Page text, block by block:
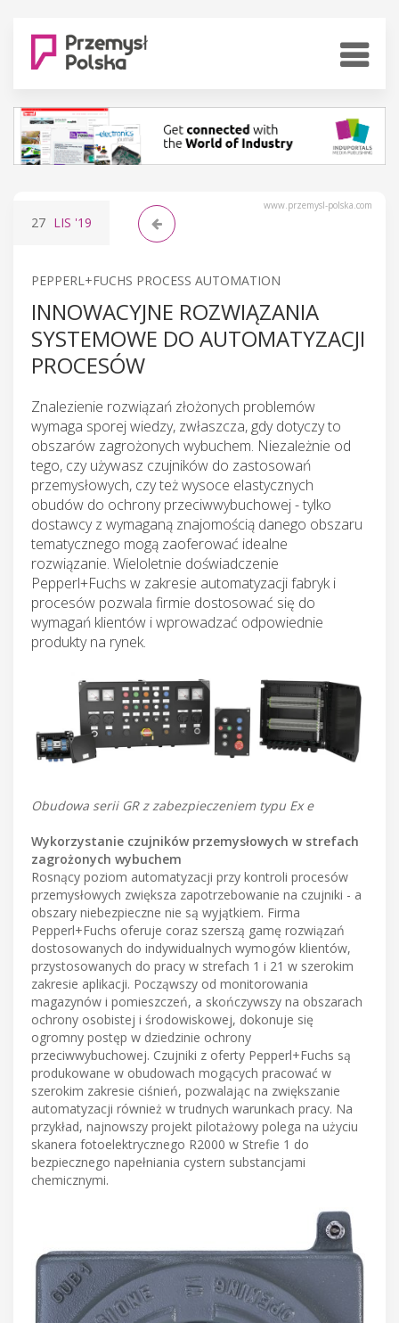
www.przemysl-polska.com
27 LIS '19
PEPPERL+FUCHS PROCESS AUTOMATION
INNOWACYJNE ROZWIĄZANIA
SYSTEMOWE DO AUTOMATYZACJI
PROCESÓW
Znalezienie rozwiązań złożonych problemów
wymaga sporej wiedzy, zwłaszcza, gdy dotyczy to
obszarów zagrożonych wybuchem. Niezależnie od
tego, czy używasz czujników do zastosowań
przemysłowych, czy też wysoce elastycznych
obudów do ochrony przeciwwybuchowej - tylko
dostawcy z wymaganą znajomością danego obszaru
tematycznego mogą zaoferować idealne
rozwiązanie. Wieloletnie doświadczenie
Pepperl+Fuchs w zakresie automatyzacji fabryk i
procesów pozwala firmie dostosować się do
wymagań klientów i wprowadzać odpowiednie
produkty na rynek.
Obudowa serii GR z zabezpieczeniem typu Ex e
Wykorzystanie czujników przemysłowych w strefach
zagrożonych wybuchem
Rosnący poziom automatyzacji przy kontroli procesów
przemysłowych zwiększa zapotrzebowanie na czujniki - a
obszary niebezpieczne nie są wyjątkiem. Firma
Pepperl+Fuchs oferuje coraz szerszą gamę rozwiązań
dostosowanych do indywidualnych wymogów klientów,
przystosowanych do pracy w strefach 1 i 21 w szerokim
zakresie aplikacji. Począwszy od monitorowania
magazynów i pomieszczeń, a skończywszy na obszarach
ochrony osobistej i środowiskowej, dokonuje się
ogromny postęp w dziedzinie ochrony
przeciwwybuchowej. Czujniki z oferty Pepperl+Fuchs są
produkowane w obudowach mogących pracować w
szerokim zakresie ciśnień, pozwalając na zwiększanie
automatyzacji również w trudnych warunkach pracy. Na
przykład, najnowszy projekt pilotażowy polega na użyciu
skanera fotoelektrycznego R2000 w Strefie 1 do
bezpiecznego napełniania cystern substancjami
chemicznymi.